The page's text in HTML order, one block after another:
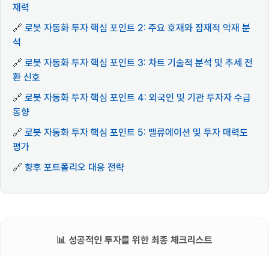
재력
🔗 로봇 자동화 투자 핵심 포인트 2: 주요 호재와 잠재적 악재 분
석
🔗 로봇 자동화 투자 핵심 포인트 3: 차트 기술적 분석 및 추세 전
환 신호
🔗 로봇 자동화 투자 핵심 포인트 4: 외국인 및 기관 투자자 수급
동향
🔗 로봇 자동화 투자 핵심 포인트 5: 밸류에이션 및 투자 매력도
평가
🔗 향후 포트폴리오 대응 전략
📊 성공적인 투자를 위한 최종 체크리스트